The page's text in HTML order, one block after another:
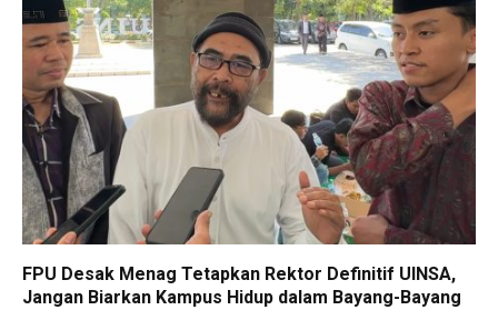
FPU Desak Menag Tetapkan Rektor Definitif UINSA,
Jangan Biarkan Kampus Hidup dalam Bayang-Bayang